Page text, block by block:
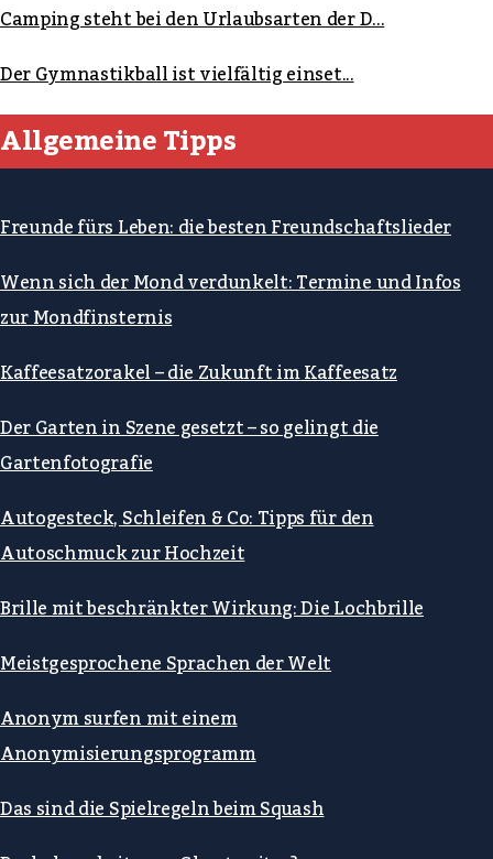
Camping steht bei den Urlaubsarten der D...
Der Gymnastikball ist vielfältig einset...
Allgemeine Tipps
Freunde fürs Leben: die besten Freundschaftslieder
Wenn sich der Mond verdunkelt: Termine und Infos
zur Mondfinsternis
Kaffeesatzorakel – die Zukunft im Kaffeesatz
Der Garten in Szene gesetzt – so gelingt die
Gartenfotografie
Autogesteck, Schleifen & Co: Tipps für den
Autoschmuck zur Hochzeit
Brille mit beschränkter Wirkung: Die Lochbrille
Meistgesprochene Sprachen der Welt
Anonym surfen mit einem
Anonymisierungsprogramm
Das sind die Spielregeln beim Squash